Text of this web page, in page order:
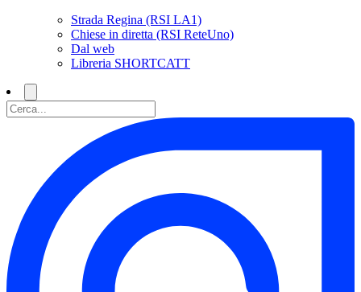
Strada Regina (RSI LA1)
Chiese in diretta (RSI ReteUno)
Dal web
Libreria SHORTCATT